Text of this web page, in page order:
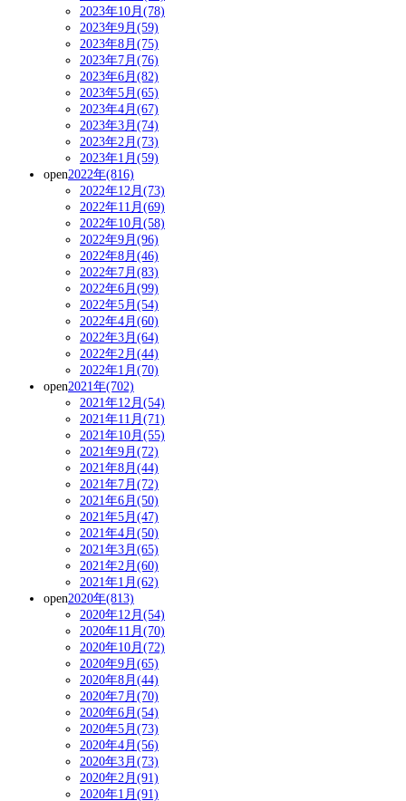
2023年10月(78)
2023年9月(59)
2023年8月(75)
2023年7月(76)
2023年6月(82)
2023年5月(65)
2023年4月(67)
2023年3月(74)
2023年2月(73)
2023年1月(59)
open2022年(816)
2022年12月(73)
2022年11月(69)
2022年10月(58)
2022年9月(96)
2022年8月(46)
2022年7月(83)
2022年6月(99)
2022年5月(54)
2022年4月(60)
2022年3月(64)
2022年2月(44)
2022年1月(70)
open2021年(702)
2021年12月(54)
2021年11月(71)
2021年10月(55)
2021年9月(72)
2021年8月(44)
2021年7月(72)
2021年6月(50)
2021年5月(47)
2021年4月(50)
2021年3月(65)
2021年2月(60)
2021年1月(62)
open2020年(813)
2020年12月(54)
2020年11月(70)
2020年10月(72)
2020年9月(65)
2020年8月(44)
2020年7月(70)
2020年6月(54)
2020年5月(73)
2020年4月(56)
2020年3月(73)
2020年2月(91)
2020年1月(91)